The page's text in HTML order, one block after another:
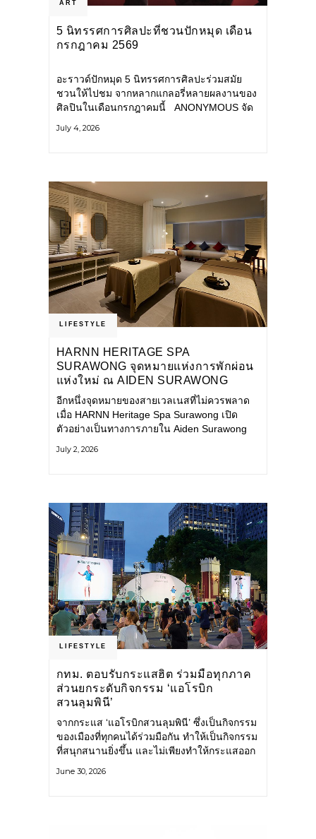
ART
5 นิทรรศการศิลปะที่ชวนปักหมุด เดือน
กรกฎาคม 2569
อะราวด์ปักหมุด 5 นิทรรศการศิลปะร่วมสมัย
ชวนให้ไปชม จากหลากแกลอรี่หลายผลงานของ
ศิลปินในเดือนกรกฎาคมนี้ ANONYMOUS จัด
กลุ่ม Anonymous โดยมี นิ่ม
July 4, 2026
LIFESTYLE
HARNN HERITAGE SPA
SURAWONG จุดหมายแห่งการพักผ่อน
แห่งใหม่ ณ AIDEN SURAWONG
BANGKOK
อีกหนึ่งจุดหมายของสายเวลเนสที่ไม่ควรพลาด
เมื่อ HARNN Heritage Spa Surawong เปิด
ตัวอย่างเป็นทางการภายใน Aiden Surawong
ของเมืองใหญ่ มาสัมผัสประสบการณ์การพักผ่อน
July 2, 2026
LIFESTYLE
กทม. ตอบรับกระแสฮิต ร่วมมือทุกภาค
ส่วนยกระดับกิจกรรม ‘แอโรบิก
สวนลุมพินี’
จากกระแส ‘แอโรบิกสวนลุมพินี’ ซึ่งเป็นกิจกรรม
ของเมืองที่ทุกคนได้ร่วมมือกัน ทำให้เป็นกิจกรรม
ที่สนุกสนานยิ่งขึ้น และไม่เพียงทำให้กระแสออก
กระจายไปยังหลายพื้นที่ของประเทศที่อยากออก
June 30, 2026